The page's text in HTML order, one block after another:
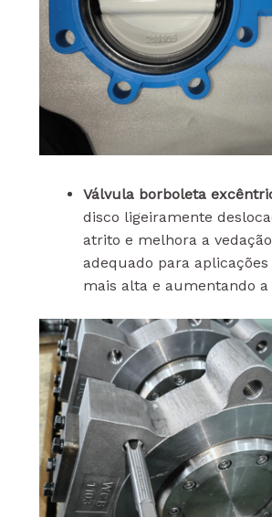
Válvula borboleta
disco ligeiramente
atrito e melhora a
adequado para aplicações
mais alta e aumentando